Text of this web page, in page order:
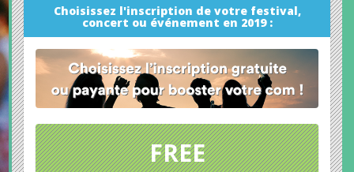
Choisissez l'inscription de votre festival,
concert ou événement en 2019 :
FREE